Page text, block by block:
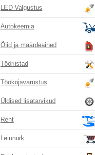
LED Valgustus
Autokeemia
Õlid ja määrdeained
Tööriistad
Töökojavarustus
Üldised lisatarvikud
Rent
Leiunurk